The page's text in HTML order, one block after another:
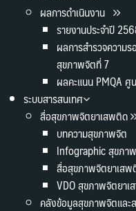
ผลการดำเนินงาน
รายงานประจำปี
ผลการสำรวจควา
สุขภาพจิตที่ 7
ผลคะแนน PMQA
ระบบสารสนเทศ
สื่อสุขภาพจิตยาเสพติด
บทความสุขภาพจิต
Infographic สุขภา
สื่อสุขภาพจิตยาเส
VDO สุขภาพจิตยา
คลังข้อมูลสุขภาพจิตและ